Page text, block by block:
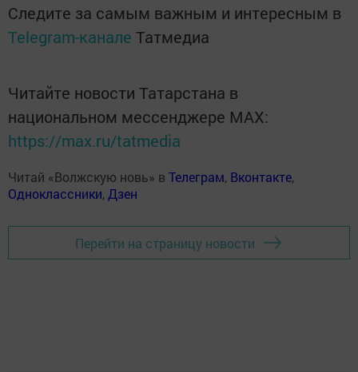
Следите за самым важным и интересным в
Telegram-канале Татмедиа
Читайте новости Татарстана в
национальном мессенджере MАХ:
https://max.ru/tatmedia
Читай «Волжскую новь» в Телеграм, Вконтакте,
Одноклассники,Дзен
Перейти на страницу новости